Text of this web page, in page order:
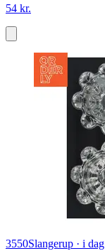
54 kr.
3550Slangerup · i dag